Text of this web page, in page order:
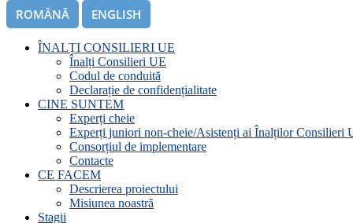
ROMÂNĂ ENGLISH
ÎNALȚI CONSILIERI UE
Înalți Consilieri UE
Codul de conduită
Declarație de confidențialitate
CINE SUNTEM
Experți cheie
Experți juniori non-cheie/Asistenți ai Înalților Consilieri
Consorțiul de implementare
Contacte
CE FACEM
Descrierea proiectului
Misiunea noastră
Stagii